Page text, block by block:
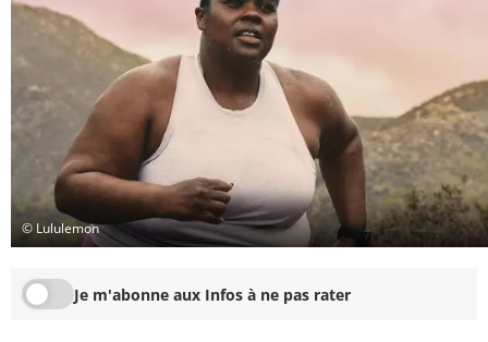
© Lululemon
Je m'abonne aux Infos à ne pas rater